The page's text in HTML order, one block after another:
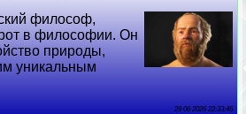
философ,
в философии. Он
природы,
уникальным
29 06 2026 22:33:46